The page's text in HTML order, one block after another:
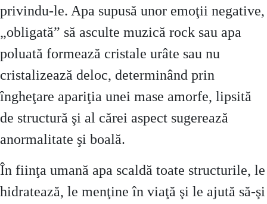
privindu-le. Apa supusă unor emoţii negative,
„obligată” să asculte muzică rock sau apa
poluată formează cristale urâte sau nu
cristalizează deloc, determinând prin
îngheţare apariţia unei mase amorfe, lipsită
de structură şi al cărei aspect sugerează
anormalitate şi boală.
În fiinţa umană apa scaldă toate structurile, le
hidratează, le menţine în viaţă şi le ajută să-şi